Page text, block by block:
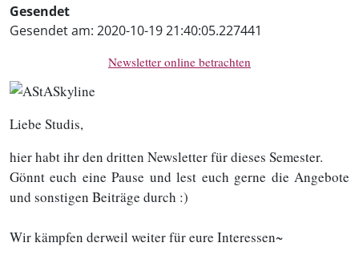
Gesendet
Gesendet am: 2020-10-19 21:40:05.227441
Newsletter online betrachten
Liebe Studis,
hier habt ihr den dritten Newsletter für dieses Semester.
Gönnt euch eine Pause und lest euch gerne die Angebote
und sonstigen Beiträge durch :)
Wir kämpfen derweil weiter für eure Interessen~